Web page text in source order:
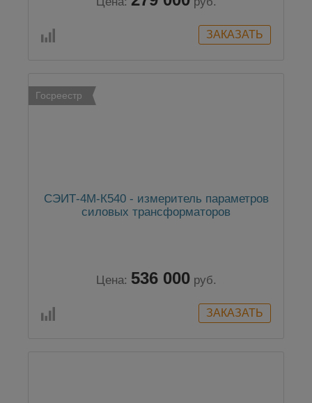
Госреестр
СЭИТ-4М-К540 - измеритель параметров
силовых трансформаторов
Цена: 536 000 руб.